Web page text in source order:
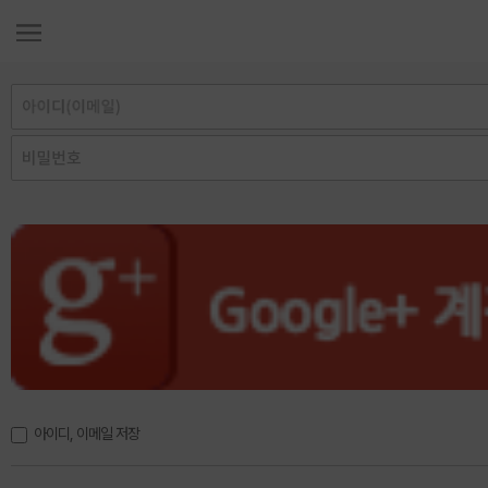
아이디, 이메일 저장